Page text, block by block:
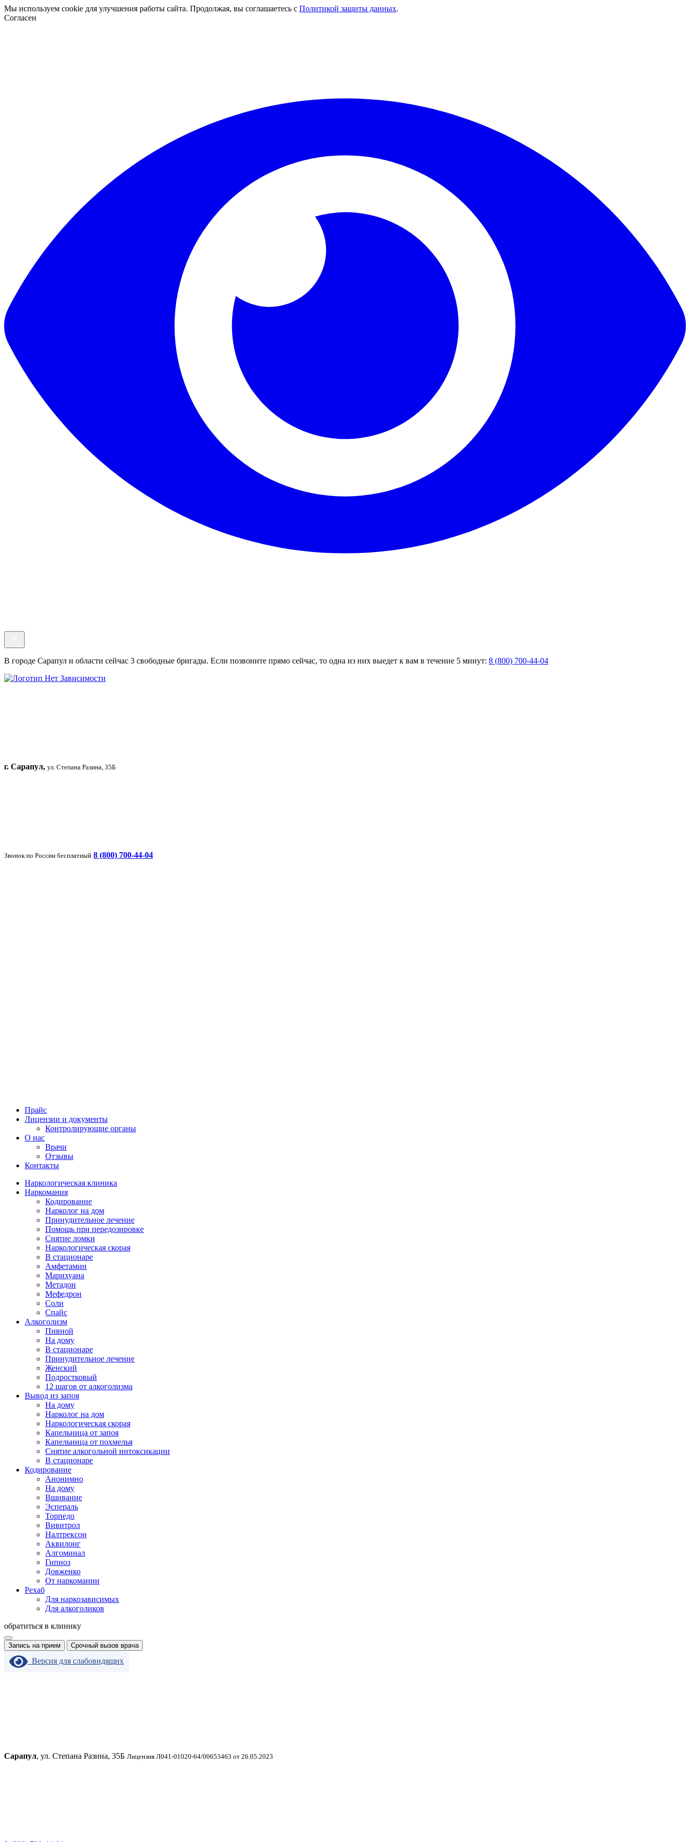
Мы используем cookie для улучшения работы сайта. Продолжая, вы соглашаетесь с Политикой защиты данных.
Согласен
В городе Сарапул и области сейчас 3 свободные бригады. Если позвоните прямо сейчас, то одна из них выедет к вам в течение 5 минут: 8 (800) 700-44-04
г. Сарапул, ул. Степана Разина, 35Б
Звонок по России бесплатный 8 (800) 700-44-04
Прайс
Лицензии и документы
Контролирующие органы
О нас
Врачи
Отзывы
Контакты
Наркологическая клиника
Наркомания
Кодирование
Нарколог на дом
Принудительное лечение
Помощь при передозировке
Снятие ломки
Наркологическая скорая
В стационаре
Амфетамин
Марихуана
Метадон
Мефедрон
Соли
Спайс
Алкоголизм
Пивной
На дому
В стационаре
Принудительное лечение
Женский
Подростковый
12 шагов от алкоголизма
Вывод из запоя
На дому
Нарколог на дом
Наркологическая скорая
Капельница от запоя
Капельница от похмелья
Снятие алкогольной интоксикации
В стационаре
Кодирование
Анонимно
На дому
Вшивание
Эспераль
Торпедо
Вивитрол
Налтрексон
Аквилонг
Алгоминал
Гипноз
Довженко
От наркомании
Рехаб
Для наркозависимых
Для алкоголиков
обратиться в клинику
Запись на прием Срочный вызов врача
Версия для слабовидящих
Сарапул, ул. Степана Разина, 35Б Лицензия Л041-01020-64/00653463 от 26.05.2023